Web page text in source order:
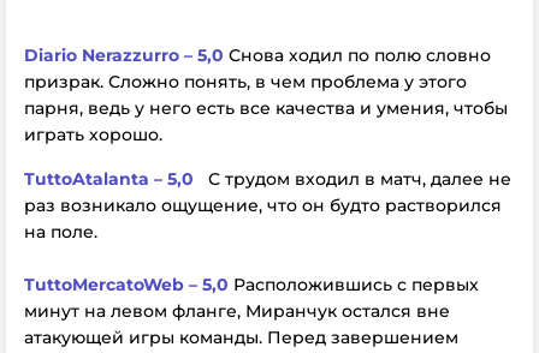
Diario Nerazzurro – 5,0 Снова ходил по полю словно
призрак. Сложно понять, в чем проблема у этого
парня, ведь у него есть все качества и умения, чтобы
играть хорошо.
TuttoAtalanta – 5,0
С трудом входил в матч, далее не
раз возникало ощущение, что он будто растворился
на поле.
TuttoMercatoWeb – 5,0 Расположившись с первых
минут на левом фланге, Миранчук остался вне
атакующей игры команды. Перед завершением